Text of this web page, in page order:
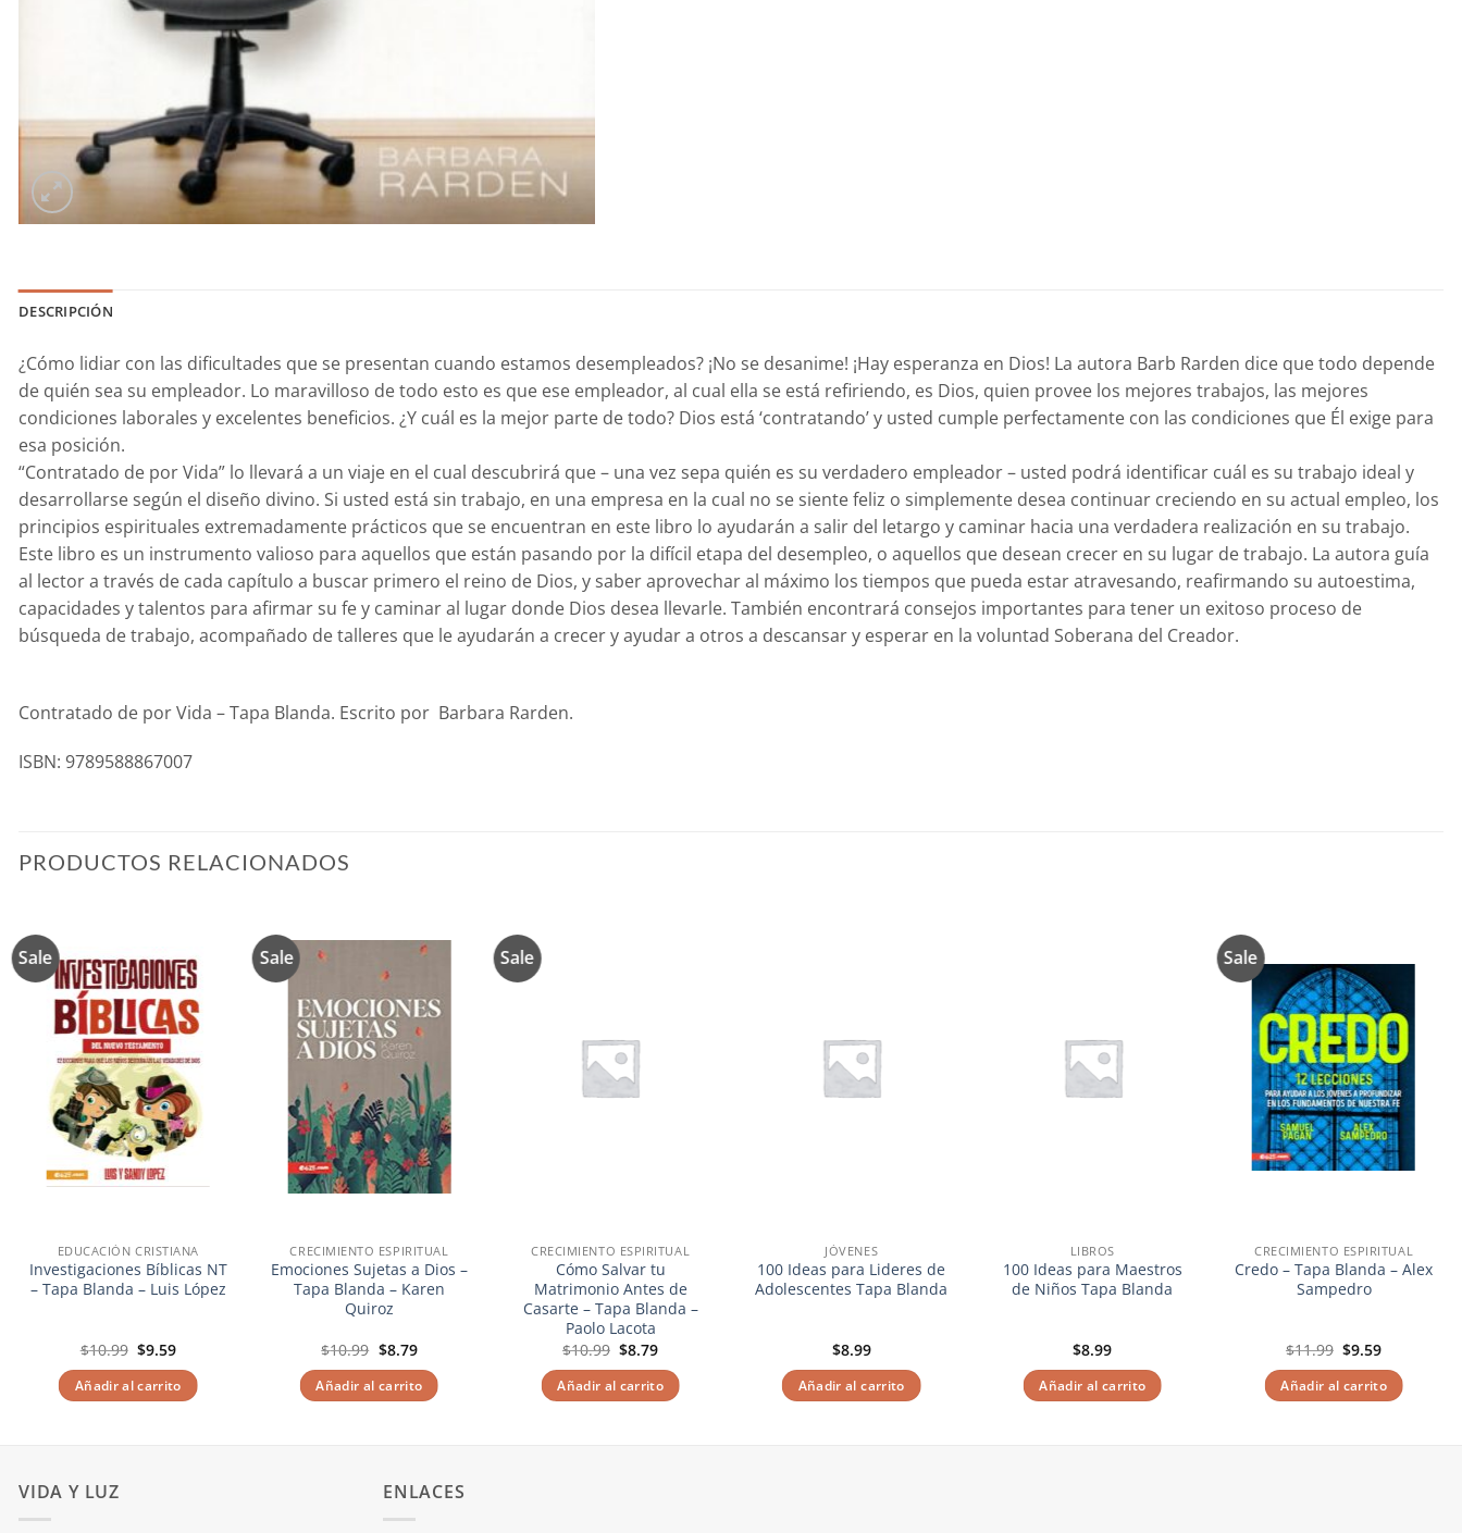
DESCRIPCIÓN
¿Cómo lidiar con las dificultades que se presentan cuando estamos desempleados? ¡No se desanime! ¡Hay esperanza en Dios! La autora Barb Rarden dice que todo depende
de quién sea su empleador. Lo maravilloso de todo esto es que ese empleador, al cual ella se está refiriendo, es Dios, quien provee los mejores trabajos, las mejores
condiciones laborales y excelentes beneficios. ¿Y cuál es la mejor parte de todo? Dios está ‘contratando’ y usted cumple perfectamente con las condiciones que Él exige para
esa posición.
“Contratado de por Vida” lo llevará a un viaje en el cual descubrirá que – una vez sepa quién es su verdadero empleador – usted podrá identificar cuál es su trabajo ideal y
desarrollarse según el diseño divino. Si usted está sin trabajo, en una empresa en la cual no se siente feliz o simplemente desea continuar creciendo en su actual empleo, los
principios espirituales extremadamente prácticos que se encuentran en este libro lo ayudarán a salir del letargo y caminar hacia una verdadera realización en su trabajo.
Este libro es un instrumento valioso para aquellos que están pasando por la difícil etapa del desempleo, o aquellos que desean crecer en su lugar de trabajo. La autora guía
al lector a través de cada capítulo a buscar primero el reino de Dios, y saber aprovechar al máximo los tiempos que pueda estar atravesando, reafirmando su autoestima,
capacidades y talentos para afirmar su fe y caminar al lugar donde Dios desea llevarle. También encontrará consejos importantes para tener un exitoso proceso de
búsqueda de trabajo, acompañado de talleres que le ayudarán a crecer y ayudar a otros a descansar y esperar en la voluntad Soberana del Creador.
Contratado de por Vida – Tapa Blanda. Escrito por Barbara Rarden.
ISBN: 9789588867007
PRODUCTOS RELACIONADOS
Sale
Añadir
a la
lista de
deseos
EDUCACIÓN CRISTIANA
Investigaciones Bíblicas NT
– Tapa Blanda – Luis López
$10.99 El
original
era:
$9.59El
actual
es:
Añadir al carrito
Sale
deseos
CRECIMIENTO ESPIRITUAL
Emociones Sujetas a Dios –
Tapa Blanda – Karen
Quiroz
$10.99 El
original
era:
$8.79El
actual
es:
Añadir al carrito
Sale
CRECIMIENTO ESPIRITUAL
Cómo Salvar tu
Matrimonio Antes de
Casarte – Tapa Blanda –
Paolo Lacota
$10.99 El
original
era:
$8.79El
actual
es:
Añadir al carrito
JÓVENES
100 Ideas para Lideres de
Adolescentes Tapa Blanda
$8.99
Añadir al carrito
LIBROS
100 Ideas para Maestros
de Niños Tapa Blanda
$8.99
Añadir al carrito
Sale
Añadir
lista de
deseos
CRECIMIENTO ESPIRITUAL
Credo – Tapa Blanda – Alex
Sampedro
$11.99 El
original
era:
$9.59El
actual
es:
Añadir al carrito
VIDA Y LUZ ENLACES